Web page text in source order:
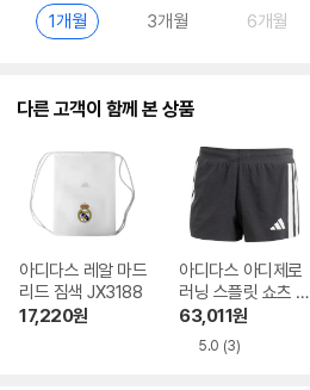
1개월 3개월 6개월
다른 고객이 함께 본 상품
아디다스 레알 마드
리드 짐색 JX3188
17,220원
아디다스 아디제로
러닝 스플릿 쇼츠 IX
8975 병행
63,011원
5.0 (3)